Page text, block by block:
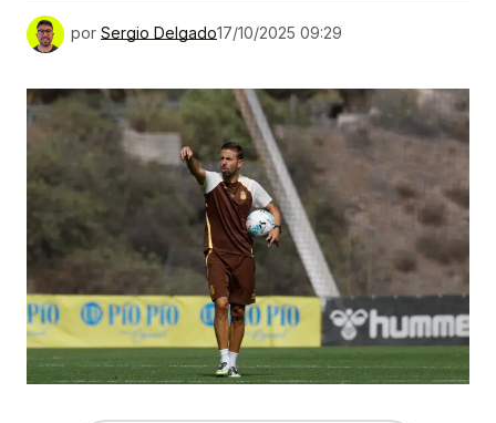
por Sergio Delgado17/10/2025 09:29